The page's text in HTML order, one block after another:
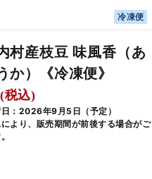
冷凍便
村産枝豆 味風香（あ
か）《冷凍便》
税込)
：2026年9月5日（予定）
より、販売期間が前後する場合がご